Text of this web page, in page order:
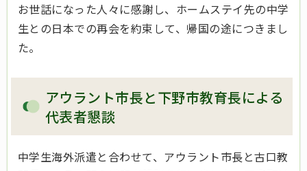
お世話になった人々に感謝し、ホームステイ先の中学
生との日本での再会を約束して、帰国の途につきまし
た。
アウラント市長と下野市教育長による
代表者懇談
中学生海外派遣と合わせて、アウラント市長と古口教